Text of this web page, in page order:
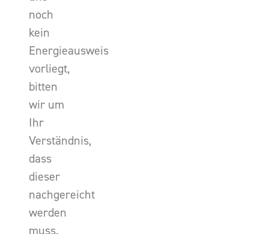
noch
kein
Energieausweis
vorliegt,
bitten
wir um
Ihr
Verständnis,
dass
dieser
nachgereicht
werden
muss.